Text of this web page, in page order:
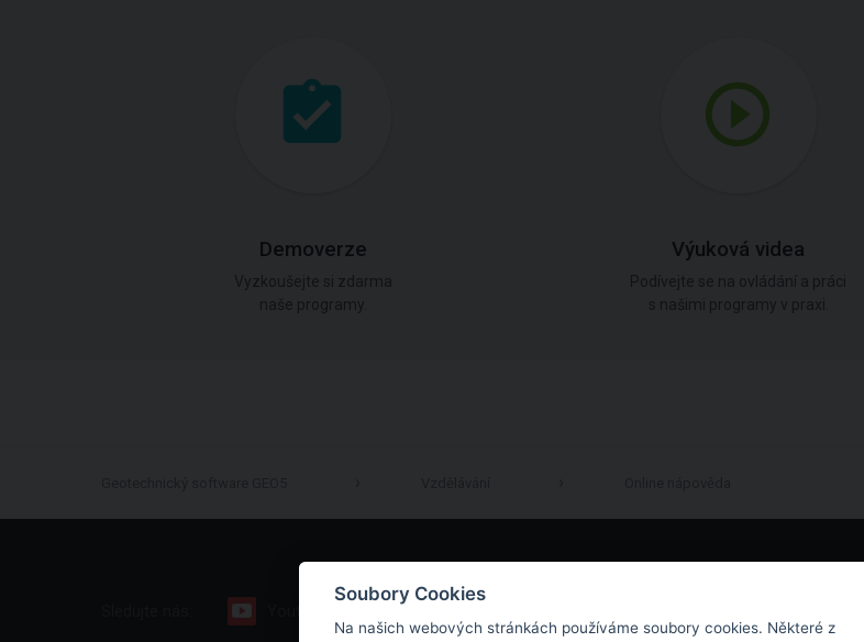
Demoverze Výuková videa
Soubory Cookies
Na našich webových stránkách používáme soubory cookies. Některé z